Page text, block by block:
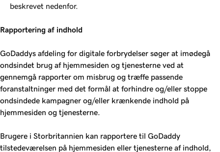
beskrevet nedenfor.
Rapportering af indhold
GoDaddys afdeling for digitale forbrydelser søger at imødegå
ondsindet brug af hjemmesiden og tjenesterne ved at
gennemgå rapporter om misbrug og træffe passende
foranstaltninger med det formål at forhindre og/eller stoppe
ondsindede kampagner og/eller krænkende indhold på
hjemmesiden og tjenesterne.
Brugere i Storbritannien kan rapportere til GoDaddy
tilstedeværelsen på hjemmesiden eller tjenesterne af indhold,